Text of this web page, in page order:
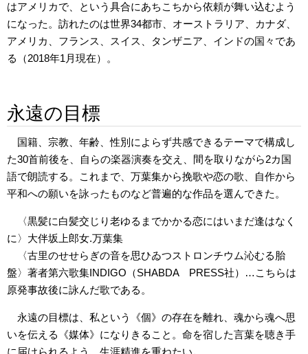
はアメリカで、という具合にあちこちから依頼が舞い込むよう
になった。訪れたのは世界34都市、オーストラリア、カナダ、
アメリカ、フランス、スイス、タンザニア、インドの国々であ
る（2018年1月現在）。
永遠の目標
国籍、宗教、年齢、性別によらず共感できるテーマで構成し
た30首前後を、自らの楽器演奏を交え、間を取りながら2カ国
語で朗読する。これまで、万葉集から挽歌や恋の歌、自作から
平和への願いを詠ったものなど普遍的な作品を選んできた。
〈黒髪に白髪交じり老ゆるまでかかる恋にはいまだ逢はなく
に〉大伴坂上郎女.万葉集
〈古里のせせらぎの音を思ひゐつストロンチウム沁むる胎
盤〉著者第六歌集INDIGO（SHABDA PRESS社）…こちらは
原発事故後に詠んだ歌である。
永遠の目標は、私という《個》の存在を離れ、魂から魂へ思
いを伝える《媒体》になりきること。命を宿した言葉を聴き手